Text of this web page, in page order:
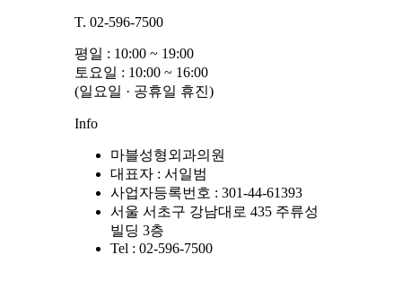
T. 02-596-7500
평일 : 10:00 ~ 19:00
토요일 : 10:00 ~ 16:00
(일요일 · 공휴일 휴진)
Info
마블성형외과의원
대표자 : 서일범
사업자등록번호 : 301-44-61393
서울 서초구 강남대로 435 주류성
빌딩 3층
Tel : 02-596-7500